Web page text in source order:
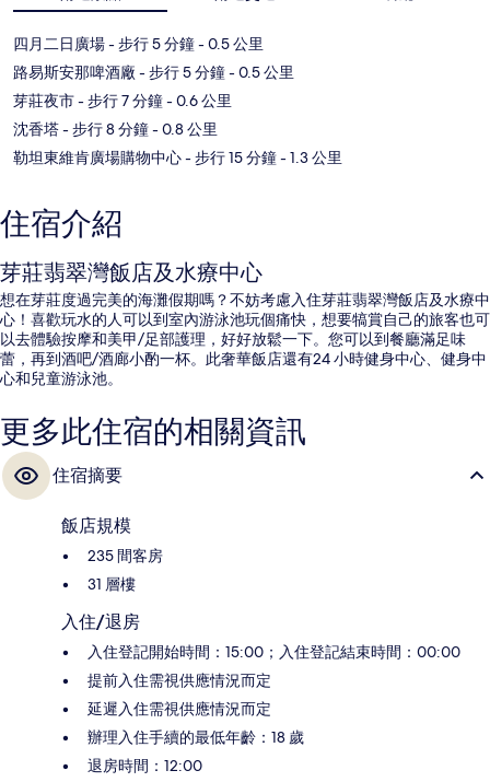
四月二日廣場- 步行 5 分鐘- 0.5 公里
路易斯安那啤酒廠 - 步行 5 分鐘- 0.5 公里
芽莊夜市- 步行 7 分鐘- 0.6 公里
沈香塔- 步行 8 分鐘- 0.8 公里
勒坦東維肯廣場購物中心- 步行 15 分鐘- 1.3 公里
住宿介紹
芽莊翡翠灣飯店及水療中心
想在芽莊度過完美的海灘假期嗎？不妨考慮入住芽莊翡翠灣飯店及水療中
心！喜歡玩水的人可以到室內游泳池玩個痛快，想要犒賞自己的旅客也可
以去體驗按摩和美甲/足部護理，好好放鬆一下。您可以到餐廳滿足味
蕾，再到酒吧/酒廊小酌一杯。此奢華飯店還有24 小時健身中心、健身中
心和兒童游泳池。
更多此住宿的相關資訊
住宿摘要
飯店規模
235 間客房
31 層樓
入住/退房
入住登記開始時間：15:00；入住登記結束時間：00:00
提前入住需視供應情況而定
延遲入住需視供應情況而定
辦理入住手續的最低年齡：18 歲
退房時間：12:00